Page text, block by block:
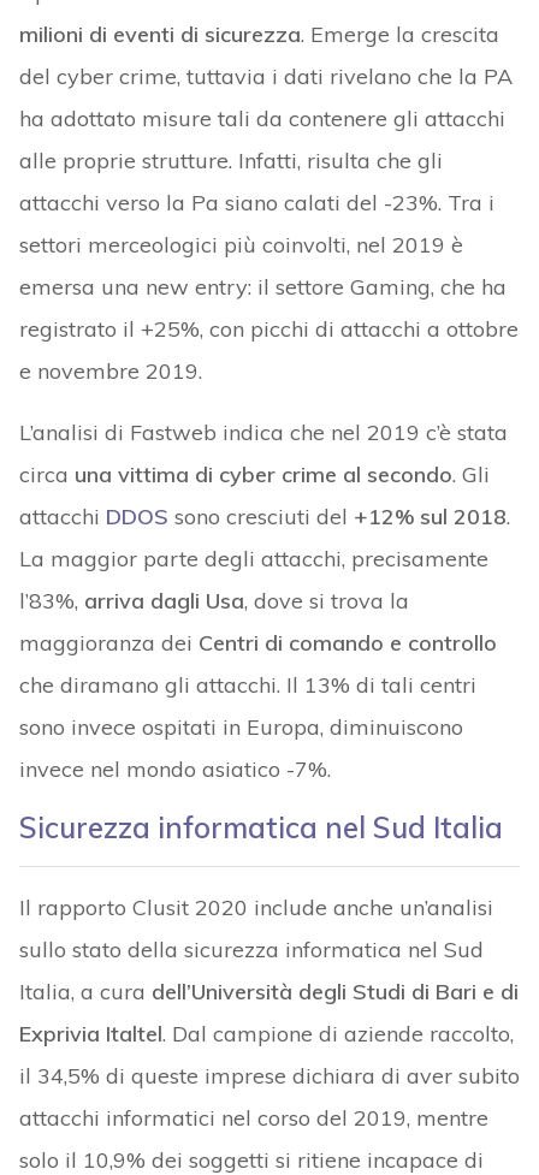
milioni di eventi di sicurezza. Emerge la crescita
del cyber crime, tuttavia i dati rivelano che la PA
ha adottato misure tali da contenere gli attacchi
alle proprie strutture. Infatti, risulta che gli
attacchi verso la Pa siano calati del -23%. Tra i
settori merceologici più coinvolti, nel 2019 è
emersa una new entry: il settore Gaming, che ha
registrato il +25%, con picchi di attacchi a ottobre
e novembre 2019.
L’analisi di Fastweb indica che nel 2019 c’è stata
circa una vittima di cyber crime al secondo. Gli
attacchi DDOS sono cresciuti del +12% sul 2018.
La maggior parte degli attacchi, precisamente
l’83%, arriva dagli Usa, dove si trova la
maggioranza dei Centri di comando e controllo
che diramano gli attacchi. Il 13% di tali centri
sono invece ospitati in Europa, diminuiscono
invece nel mondo asiatico -7%.
Sicurezza informatica nel Sud Italia
Il rapporto Clusit 2020 include anche un’analisi
sullo stato della sicurezza informatica nel Sud
Italia, a cura dell’Università degli Studi di Bari e di
Exprivia Italtel. Dal campione di aziende raccolto,
il 34,5% di queste imprese dichiara di aver subito
attacchi informatici nel corso del 2019, mentre
solo il 10,9% dei soggetti si ritiene incapace di